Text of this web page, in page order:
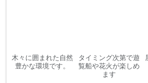
木々に囲まれた自然
豊かな環境です。
タイミング次第で遊
覧船や花火が楽しめ
ます